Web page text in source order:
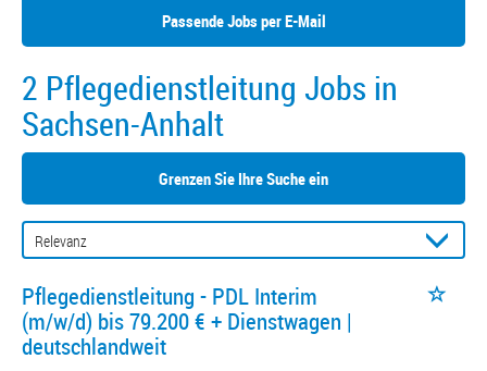
Passende Jobs per E-Mail
2 Pflegedienstleitung Jobs in
Sachsen-Anhalt
Grenzen Sie Ihre Suche ein
Pflegedienstleitung - PDL Interim
(m/w/d) bis 79.200 € + Dienstwagen |
deutschlandweit